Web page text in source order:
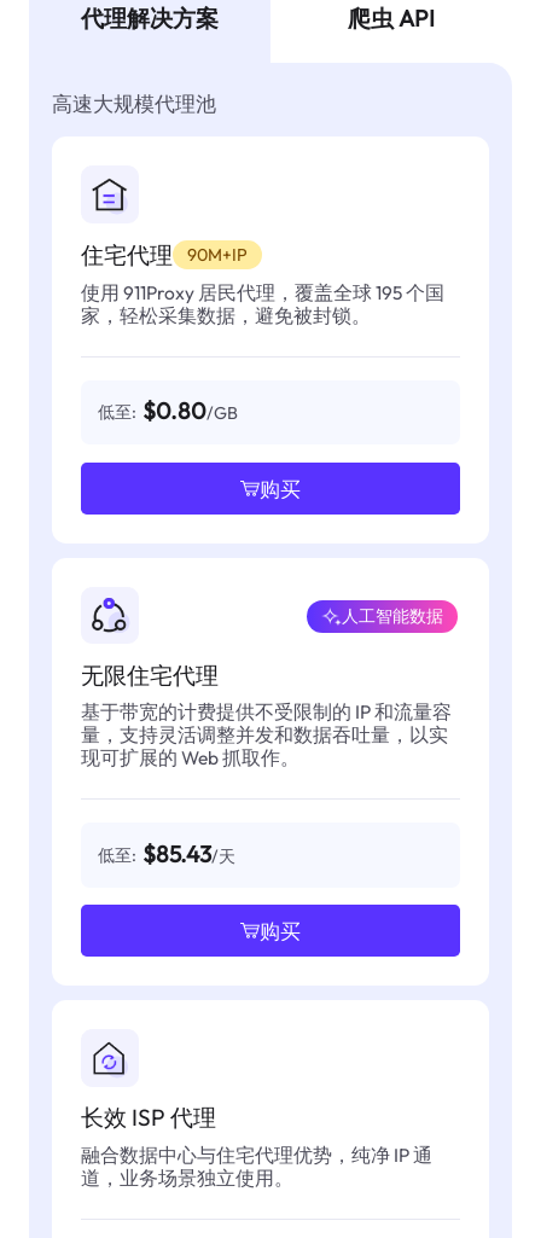
代理解决方案 爬虫 API
高速大规模代理池
住宅代理 90M+IP
使用 911Proxy 居民代理，覆盖全球 195 个国
家，轻松采集数据，避免被封锁。
低至: $0.80/GB
购买
无限住宅代理
人工智能数据
基于带宽的计费提供不受限制的 IP 和流量容
量，支持灵活调整并发和数据吞吐量，以实
现可扩展的 Web 抓取作。
低至: $85.43/天
购买
长效 ISP 代理
融合数据中心与住宅代理优势，纯净 IP 通
道，业务场景独立使用。